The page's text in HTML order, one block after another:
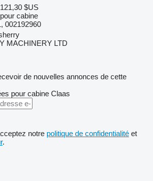
$US
cabine
002192960
MACHINERY LTD
de nouvelles annonces de cette
pour cabine Claas
notre politique de confidentialité et
.